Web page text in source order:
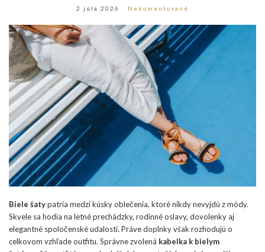
2 júla 2026 Nekomentované
Biele šatypatria medzi kúsky oblečenia, ktoré nikdy nevyjdú z módy.
Skvele sa hodia na letné prechádzky, rodinné oslavy, dovolenky aj
elegantné spoločenské udalosti. Práve doplnky však rozhodujú o
celkovom vzhľade outfitu. Správne zvolená kabelka k bielym